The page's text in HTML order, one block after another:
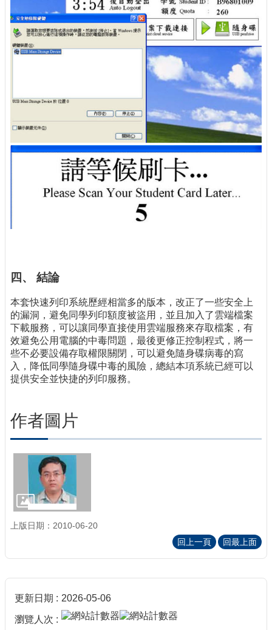
四、 結論
本套快速列印系統歷經相當多的版本，改正了一些安全上
的漏洞，避免同學列印額度被盜用，並且加入了雲端檔案
下載服務，可以讓同學直接使用雲端服務來存取檔案，有
效避免公用電腦的中毒問題，最後更修正控制程式，將一
些不必要設備存取權限關閉，可以避免隨身碟病毒的寫
入，降低同學隨身碟中毒的風險，總結本項系統已經可以
提供安全並快捷的列印服務。
作者圖片
上版日期：2010-06-20
回上一頁
回最上面
更新日期 2026-05-06
瀏覽人次